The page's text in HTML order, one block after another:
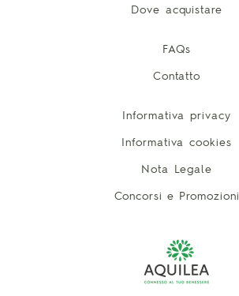
Dove acquistare
FAQs
Contatto
Informativa privacy
Informativa cookies
Nota Legale
Concorsi e Promozioni